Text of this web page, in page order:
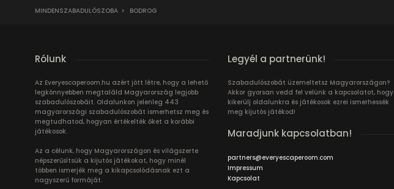
MINDENSZABADULÓSZOBA > BODROG
Rólunk
Az Everyescaperoom.hu azért jött létre, hogy a lehető
legkönnyebben megtaláld Magyarország legjobb
szabadulószobáit. Oldalunkon jelenleg 443
magyarországi szabadulószobát ismerhetsz meg és
megtudhatod, hogyan értékelték őket a korábbi
játékosok.
Az a célunk, hogy Magyarországon és világszerte
népszerűsítsük a kijutós játékokat, hogy minél
többen ismerjék meg a kikapcsolódásnak ezt a
nagyszerű formáját.
Legyél a partnerünk!
Szabadulószobát üzemeltetsz Magyarországon?
Akkor gyorsan vedd fel velünk a kapcsolatot, hogy
kikerülj oldalunkra és játékosok ezrei ismerhessék
meg kijutós játékod!
Maradjunk kapcsolatban!
partners@everyescaperoom.com
Impressum
Kapcsolat